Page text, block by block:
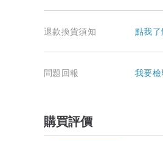
退款換貨須知 點我
問題回報 我要
購買評價